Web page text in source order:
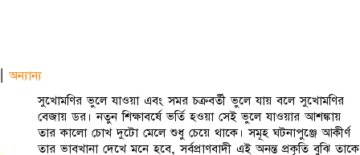
|অন্যান্য
সুখোমণির ভুলে যাওয়া এবং সমর চক্রবর্তী ভুলে যায় বলে সুখোমণির
বেজায় ডর। নতুন শিক্ষাবর্ষে ভর্তি হওয়া সেই ভুলে যাওয়ার আশঙ্কায়
তার কালো চোখ দুটো মেলে শুধু চেয়ে থাকে। সমূহ ঘটনাপুঞ্জে আকীর্ণ
তার ভাবখানা দেখে মনে হবে, সর্বপ্রাণবাদী এই অনন্ত প্রকৃতি বুঝি তাকে